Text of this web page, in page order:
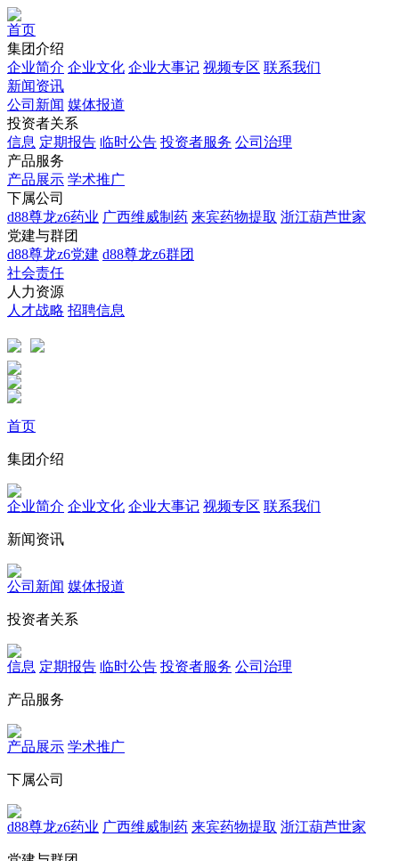
首页
集团介绍
企业简介 企业文化 企业⼤事记 视频专区 联系我们
新闻资讯
公司新闻 媒体报道
投资者关系
信息 定期报告 临时公告 投资者服务 公司治理
产品服务
产品展示 学术推广
下属公司
d88尊龙z6药业 广西维威制药 来宾药物提取 浙江葫芦世家
党建与群团
d88尊龙z6党建 d88尊龙z6群团
社会责任
人力资源
人才战略 招聘信息
首页
集团介绍
企业简介 企业文化 企业⼤事记 视频专区 联系我们
新闻资讯
公司新闻 媒体报道
投资者关系
信息 定期报告 临时公告 投资者服务 公司治理
产品服务
产品展示 学术推广
下属公司
d88尊龙z6药业 广西维威制药 来宾药物提取 浙江葫芦世家